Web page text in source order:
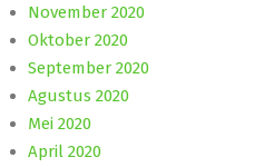
November 2020
Oktober 2020
September 2020
Agustus 2020
Mei 2020
April 2020